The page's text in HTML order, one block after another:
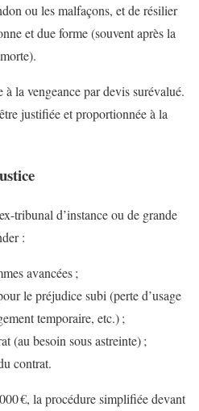
ou les malfaçons, et de résilier
et due forme (souvent après la
à la vengeance par devis surévalué.
justifiée et proportionnée à la
tribunal d’instance ou de grande
:
avancées ;
le préjudice subi (perte d’usage
temporaire, etc.) ;
(au besoin sous astreinte) ;
contrat.
€, la procédure simplifiée devant